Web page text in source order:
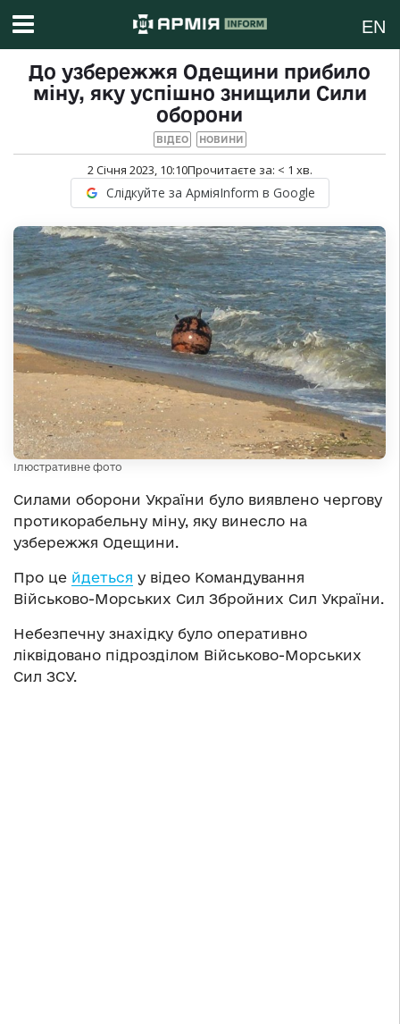
EN
До узбережжя Одещини прибило
міну, яку успішно знищили Сили
оборони
ВІДЕО НОВИНИ
2 Січня 2023, 10:10Прочитаєте за: < 1 хв.
Слідкуйте за АрміяInform в Google
Ілюстративне фото
Силами оборони України було виявлено чергову
протикорабельну міну, яку винесло на
узбережжя Одещини.
Про це йдеться у відео Командування
Військово-Морських Сил Збройних Сил України.
Небезпечну знахідку було оперативно
ліквідовано підрозділом Військово-Морських
Сил ЗСУ.